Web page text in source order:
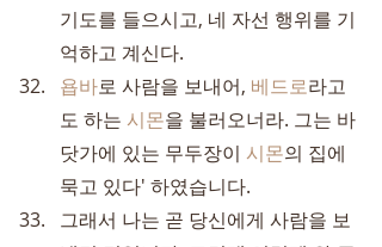
기도를 들으시고, 네 자선 행위를 기
억하고 계신다.
욥바로 사람을 보내어, 베드로라고
도 하는 시몬을 불러오너라. 그는 바
닷가에 있는 무두장이 시몬의 집에
묵고 있다' 하였습니다.
그래서 나는 곧 당신에게 사람을 보